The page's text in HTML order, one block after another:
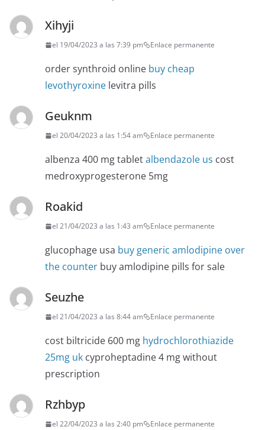
Xihyji
el 19/04/2023 a las 7:39 pm Enlace permanente
order synthroid online buy cheap
levothyroxine levitra pills
Geuknm
el 20/04/2023 a las 1:54 am Enlace permanente
albenza 400 mg tabletalbendazole us cost
medroxyprogesterone 5mg
Roakid
el 21/04/2023 a las 1:43 am Enlace permanente
glucophage usa buy generic amlodipine over
the counter buy amlodipine pills for sale
Seuzhe
el 21/04/2023 a las 8:44 am Enlace permanente
cost biltricide 600 mg hydrochlorothiazide
25mg uk cyproheptadine 4 mg without
prescription
Rzhbyp
el 22/04/2023 a las 2:40 pm Enlace permanente